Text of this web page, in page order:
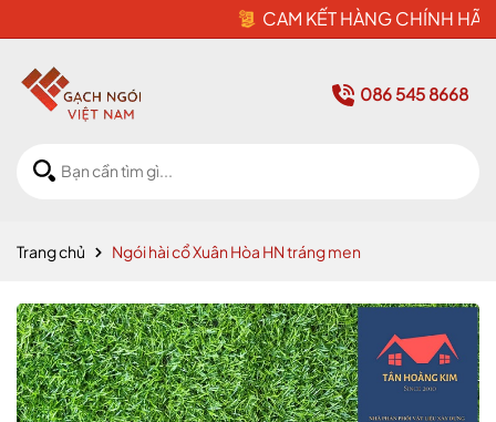
CAM KẾT HÀNG CHÍNH HÃNG
086 545 8668
Trang chủ Ngói hài cổ Xuân Hòa HN tráng men